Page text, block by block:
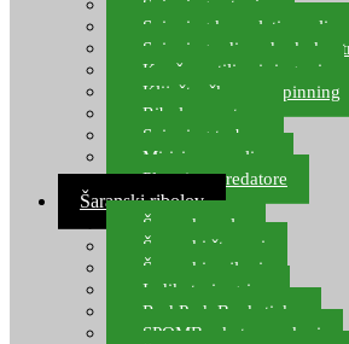
Spinning setovi
Spinning kompleti varalica
Spinning udice, dvokuke,
Kopče, vrtilice i ringovi
Kliješta, škare za spinning
Ribolov pastrve
Spinning torbe
Mirisi za varalice
Plovci za predatore
Šaranski ribolov
Šaranske role
Šaranski štapovi
Šaranski najloni
Indikatori ugriza
Rod Pod, Banksticks
SPOMB rakete, markeri